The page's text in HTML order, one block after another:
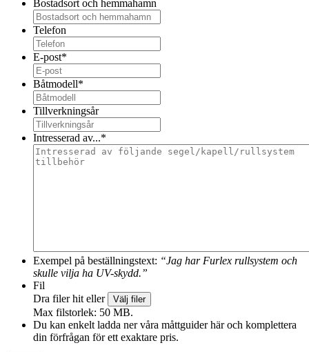
Bostadsort och hemmahamn
Telefon
E-post*
Båtmodell*
Tillverkningsår
Intresserad av...*
Exempel på beställningstext: “Jag har Furlex rullsystem och
skulle vilja ha UV-skydd.”
Fil
Dra filer hit eller
Välj filer
Max filstorlek: 50 MB.
Du kan enkelt ladda ner våra måttguider här och komplettera
din förfrågan för ett exaktare pris.